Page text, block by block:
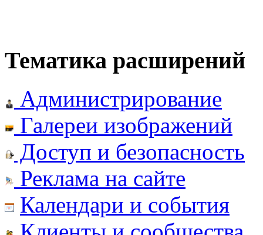
Тематика расширений
Администрирование
Галереи изображений
Доступ и безопасность
Реклама на сайте
Календари и события